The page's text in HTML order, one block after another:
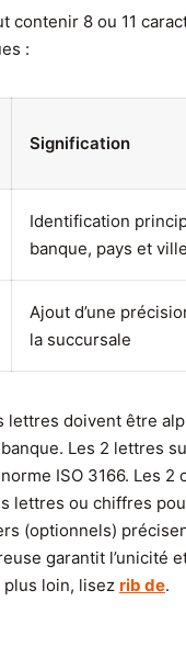
contenir 8 ou 11
:
Signification
Identification
banque, pays et ville
Ajout d’une
la succursale
lettres doivent être
Les 2 lettres
ISO 3166. Les 2
lettres ou chiffres
(optionnels)
garantit l’unicité
loin, lisez rib de.